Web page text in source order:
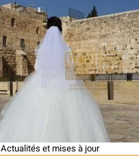
Actualités et mises à jour